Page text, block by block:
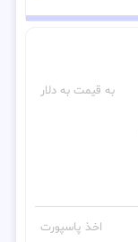
به قیمت به دلار
اخذ پاسپورت